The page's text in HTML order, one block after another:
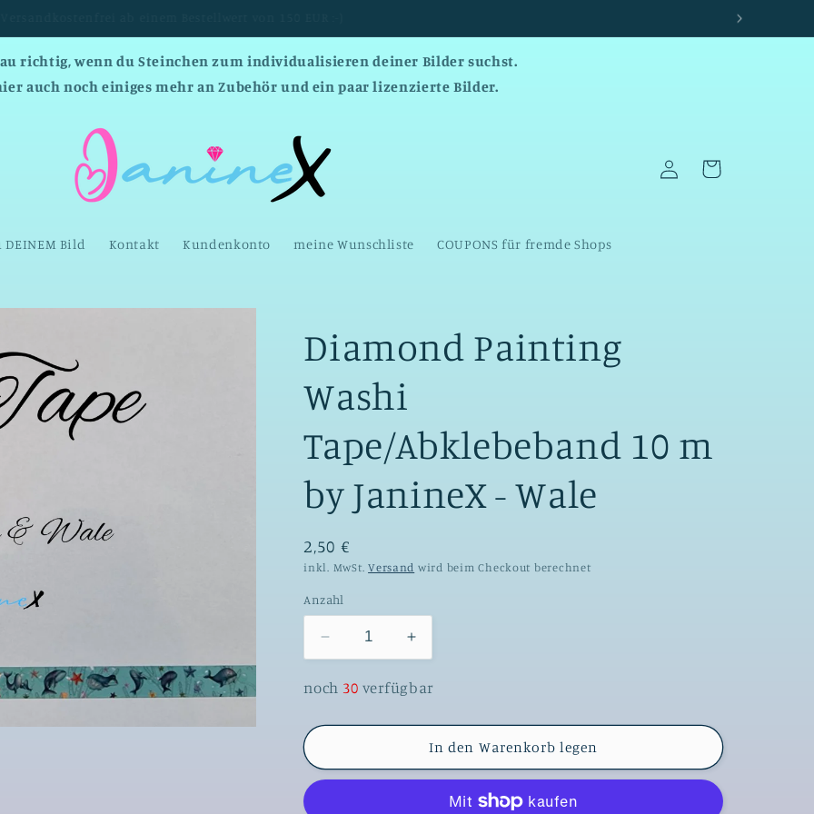
richtig, wenn du Steinchen zum individualisieren deiner Bilder suchst.
auch noch einiges mehr an Zubehör und ein paar lizenzierte Bilder.
Bild Kontakt Kundenkonto meine Wunschliste COUPONS für fremde Shops
EinloggenWarenkorb
Diamond Painting
Washi
Tape/Abklebeband 10 m
by JanineX - Wale
2,50 €
inkl. MwSt.Versand wird beim Checkout berechnet
Anzahl
Verringere
die
Menge
Diamond
Washi
Tape/Abklebeband
Erhöhe
die
Menge
Diamond
Painting
Washi
Tape/Abklebeband
noch 30 verfügbar
In den Warenkorb legen